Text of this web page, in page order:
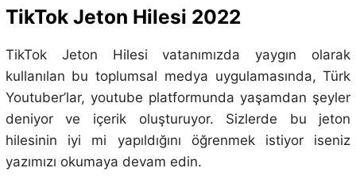
TikTok Jeton Hilesi 2022
TikTok Jeton Hilesi vatanımızda yaygın olarak
kullanılan bu toplumsal medya uygulamasında, Türk
Youtuber’lar, youtube platformunda yaşamdan şeyler
deniyor ve içerik oluşturuyor. Sizlerde bu jeton
hilesinin iyi mi yapıldığını öğrenmek istiyor iseniz
yazımızı okumaya devam edin.